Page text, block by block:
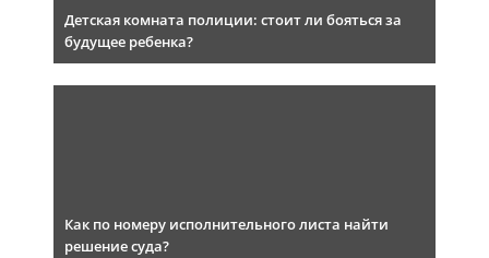
Детская комната полиции: стоит ли бояться за
будущее ребенка?
Как по номеру исполнительного листа найти
решение суда?